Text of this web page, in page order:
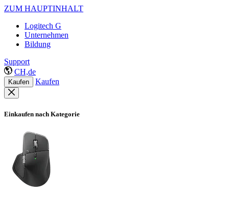
ZUM HAUPTINHALT
Logitech G
Unternehmen
Bildung
Support
CH,de
Kaufen Kaufen
Einkaufen nach Kategorie